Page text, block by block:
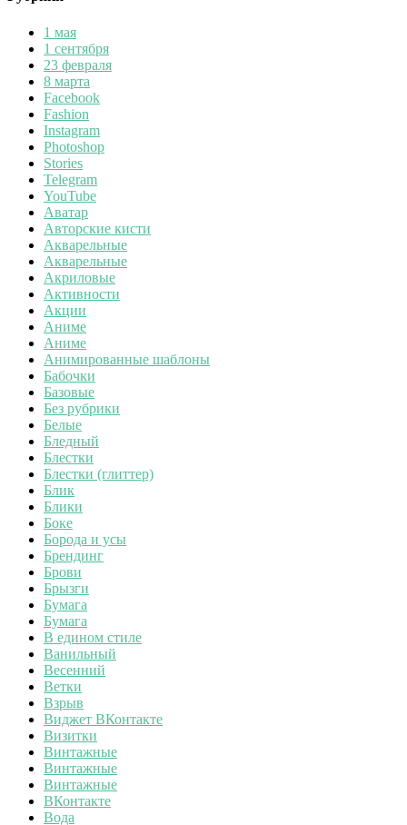
1 мая
1 сентября
23 февраля
8 марта
Facebook
Fashion
Instagram
Photoshop
Stories
Telegram
YouTube
Аватар
Авторские кисти
Акварельные
Акварельные
Акриловые
Активности
Акции
Аниме
Аниме
Анимированные шаблоны
Бабочки
Базовые
Без рубрики
Белые
Бледный
Блестки
Блестки (глиттер)
Блик
Блики
Боке
Борода и усы
Брендинг
Брови
Брызги
Бумага
Бумага
В едином стиле
Ванильный
Весенний
Ветки
Взрыв
Виджет ВКонтакте
Визитки
Винтажные
Винтажные
Винтажные
ВКонтакте
Вода